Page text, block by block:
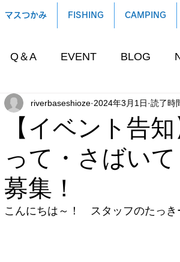
マスつかみ FISHING CAMPING
Q＆A EVENT BLOG
【イベント告
って・さばい
募集！
riverbaseshioze 2024年3月1日 読了時
こんにちは～！　スタッフのたっき